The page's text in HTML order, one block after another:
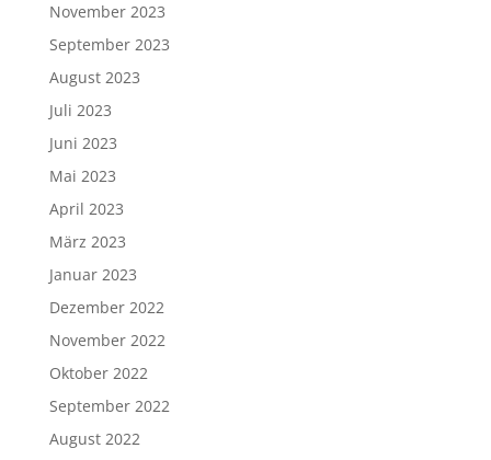
November 2023
September 2023
August 2023
Juli 2023
Juni 2023
Mai 2023
April 2023
März 2023
Januar 2023
Dezember 2022
November 2022
Oktober 2022
September 2022
August 2022